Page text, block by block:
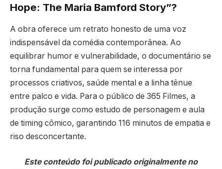
Hope: The Maria Bamford Story”?
A obra oferece um retrato honesto de uma voz
indispensável da comédia contemporânea. Ao
equilibrar humor e vulnerabilidade, o documentário se
torna fundamental para quem se interessa por
processos criativos, saúde mental e a linha tênue
entre palco e vida. Para o público de 365 Filmes, a
produção surge como estudo de personagem e aula
de timing cômico, garantindo 116 minutos de empatia e
riso desconcertante.
Este conteúdo foi publicado originalmente no